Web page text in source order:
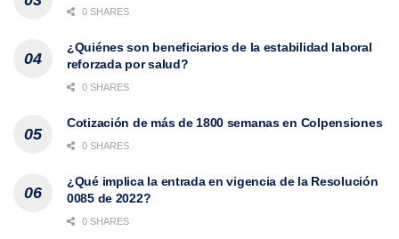
0 SHARES
¿Quiénes son beneficiarios de la estabilidad laboral
reforzada por salud?
0 SHARES
Cotización de más de 1800 semanas en Colpensiones
0 SHARES
¿Qué implica la entrada en vigencia de la Resolución
0085 de 2022?
0 SHARES